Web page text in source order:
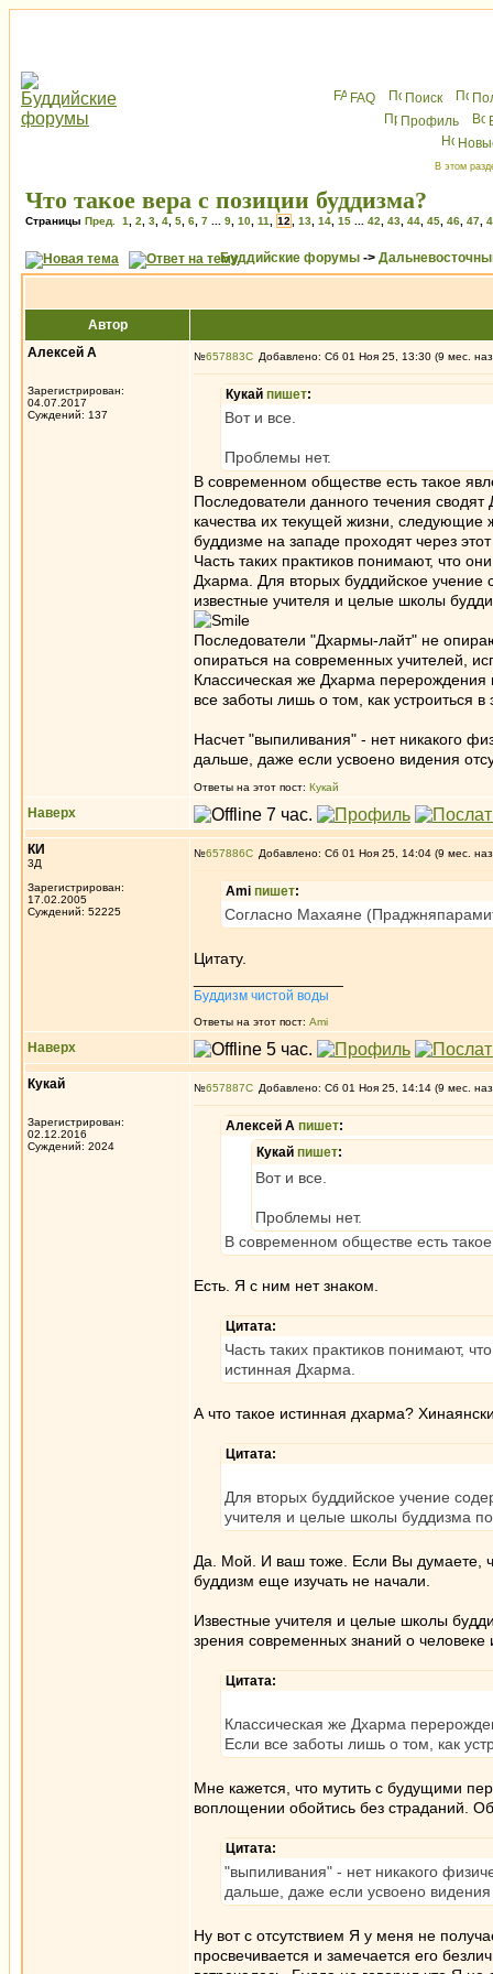
FAQ Поиск
Профиль
В этом
Что такое вера с позиции буддизма?
Страницы Пред. 1 2 3 4 5 6 7 9 10 11 12 13 14 15 42 43 44 45 46 47
Буддийские форумы ->
Автор
Алексей А
Зарегистрирован:
04.07.2017
Суждений: 137
№657883 Добавлено: Сб 01 Ноя 25, 13:30 (9 мес.
Кукай пишет:
Вот и все.
Проблемы нет.
В современном обществе есть такое
Последователи данного течения
качества их текущей жизни, следующие
буддизме на западе проходят через
Часть таких практиков понимают, что
Дхарма. Для вторых буддийское учение
известные учителя и целые школы
Последователи "Дхармы-лайт" не
опираться на современных учителей,
Классическая же Дхарма
все заботы лишь о том, как устроиться
Насчет "выпиливания" - нет никакого
дальше, даже если усвоено видения
Ответы на этот пост: Кукай
Наверх
КИ
3Д
Зарегистрирован:
17.02.2005
Суждений: 52225
№657886 Добавлено: Сб 01 Ноя 25, 14:04 (9 мес.
Ami пишет:
Согласно Махаяне
Цитату.
Буддизм чистой воды
Ответы на этот пост: Ami
Наверх
Кукай
Зарегистрирован:
02.12.2016
Суждений: 2024
№657887 Добавлено: Сб 01 Ноя 25, 14:14 (9 мес.
Алексей А пишет:
Кукай пишет:
Вот и все.
Проблемы нет.
В современном обществе есть
Есть. Я с ним нет знаком.
Цитата:
Часть таких практиков понимают,
истинная Дхарма.
А что такое истинная дхарма?
Цитата:
Для вторых буддийское учение
учителя и целые школы буддизма
Да. Мой. И ваш тоже. Если Вы думаете,
буддизм еще изучать не начали.
Известные учителя и целые школы
зрения современных знаний о человеке
Цитата:
Классическая же Дхарма
Если все заботы лишь о том, как
Мне кажется, что мутить с будущими
воплощении обойтись без страданий.
Цитата:
"выпиливания" - нет никакого
дальше, даже если усвоено видения
Ну вот с отсутствием Я у меня не
просвечивается и замечается его